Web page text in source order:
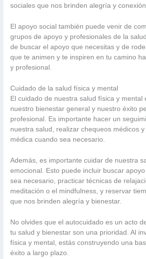
sociales que nos brinden alegría y
El apoyo social también puede venir de
grupos de apoyo y profesionales de la
de buscar el apoyo que necesitas y de
que te animen y te inspiren en tu camino
y profesional.
Cuidado de la salud física y mental
El cuidado de nuestra salud física y mental
nuestro bienestar general y nuestro éxito
profesional. Es importante hacer un
nuestra salud, realizar chequeos médicos
médica cuando sea necesario.
Además, es importante cuidar de nuestra
emocional. Esto puede incluir buscar
sea necesario, practicar técnicas de
meditación o el mindfulness, y reservar
que nos brinden alegría y bienestar.
No olvides que el autocuidado es un acto
tu salud y bienestar son una prioridad. Al
física y mental, estás construyendo una
éxito a largo plazo.